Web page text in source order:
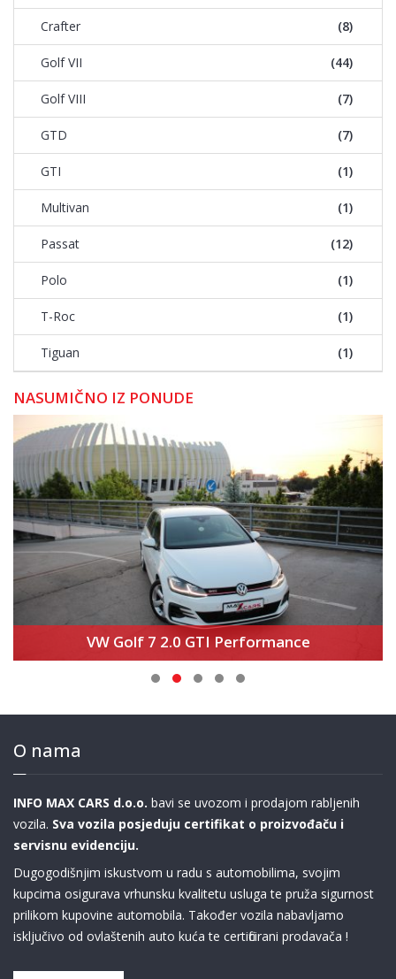
Crafter (8)
Golf VII (44)
Golf VIII (7)
GTD (7)
GTI (1)
Multivan (1)
Passat (12)
Polo (1)
T-Roc (1)
Tiguan (1)
NASUMIČNO IZ PONUDE
VW Golf 7 2.0 GTI Performance
O nama
INFO MAX CARS d.o.o. bavi se uvozom i prodajom rabljenih
vozila. Sva vozila posjeduju certifikat o proizvođaču i
servisnu evidenciju.
Dugogodišnjim iskustvom u radu s automobilima, svojim
kupcima osigurava vrhunsku kvalitetu usluga te pruža sigurnost
prilikom kupovine automobila. Također vozila nabavljamo
isključivo od ovlaštenih auto kuća te certificirani prodavača !